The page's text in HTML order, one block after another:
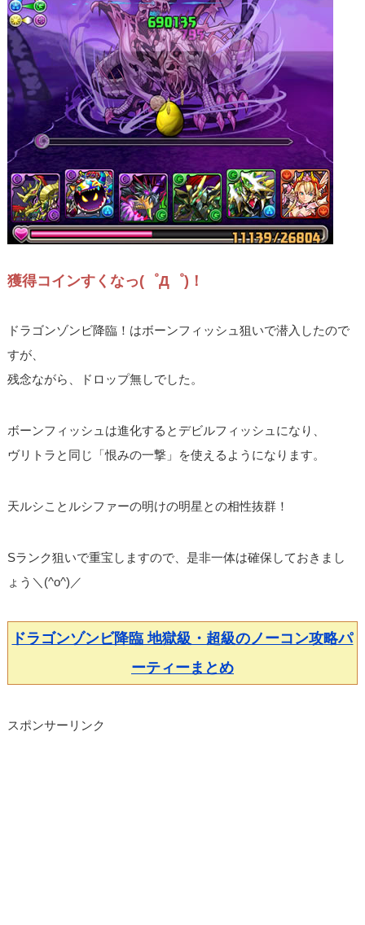
獲得コインすくなっ(゜Д゜)！
ドラゴンゾンビ降臨！はボーンフィッシュ狙いで潜入したので
すが、
残念ながら、ドロップ無しでした。
ボーンフィッシュは進化するとデビルフィッシュになり、
ヴリトラと同じ「恨みの一撃」を使えるようになります。
天ルシことルシファーの明けの明星との相性抜群！
Sランク狙いで重宝しますので、是非一体は確保しておきまし
ょう＼(^o^)／
ドラゴンゾンビ降臨 地獄級・超級のノーコン攻略パ
ーティーまとめ
スポンサーリンク